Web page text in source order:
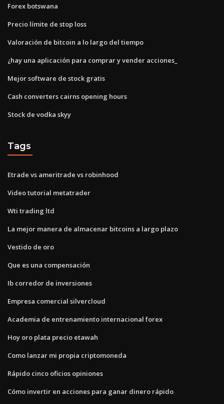
Forex botswana
Precio límite de stop loss
Valoración de bitcoin a lo largo del tiempo
¿hay una aplicación para comprar y vender acciones_
Mejor software de stock gratis
Cash converters cairns opening hours
Stock de vodka skyy
Tags
Etrade vs ameritrade vs robinhood
Video tutorial metatrader
Wti trading ltd
La mejor manera de almacenar bitcoins a largo plazo
Vestido de oro
Que es una compensación
Ib corredor de inversiones
Empresa comercial silvercloud
Academia de entrenamiento internacional forex
Hoy oro plata precio etawah
Como lanzar mi propia criptomoneda
Rápido cinco oficios opiniones
Cómo invertir en acciones para ganar dinero rápido